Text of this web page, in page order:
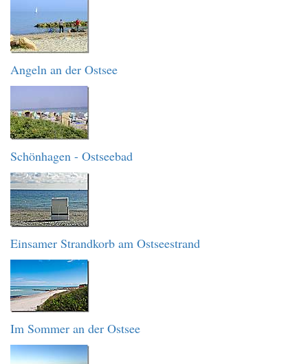
Angeln an der Ostsee
Schönhagen - Ostseebad
Einsamer Strandkorb am Ostseestrand
Im Sommer an der Ostsee